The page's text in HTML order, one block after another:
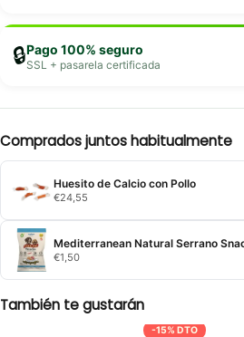
🔒Pago 100% seguro
SSL + pasarela certificada
Comprados juntos habitualmente
Huesito de Calcio con Pollo
€24,55
€1,50
También te gustarán
-15% DTO